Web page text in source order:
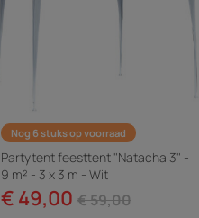
Nog 6 stuks op voorraad
Partytent feesttent "Natacha 3" -
9 m² - 3 x 3 m - Wit
€ 49,00 € 59,00